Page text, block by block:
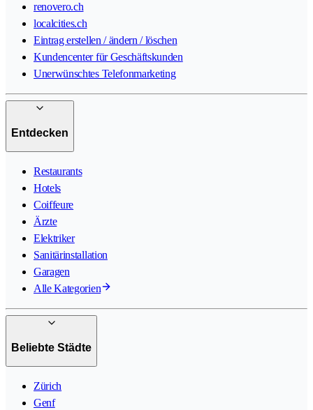
renovero.ch
localcities.ch
Eintrag erstellen / ändern / löschen
Kundencenter für Geschäftskunden
Unerwünschtes Telefonmarketing
Entdecken
Restaurants
Hotels
Coiffeure
Ärzte
Elektriker
Sanitärinstallation
Garagen
Alle Kategorien
Beliebte Städte
Zürich
Genf